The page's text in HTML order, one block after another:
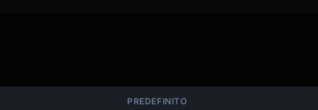
PREDEFINITO